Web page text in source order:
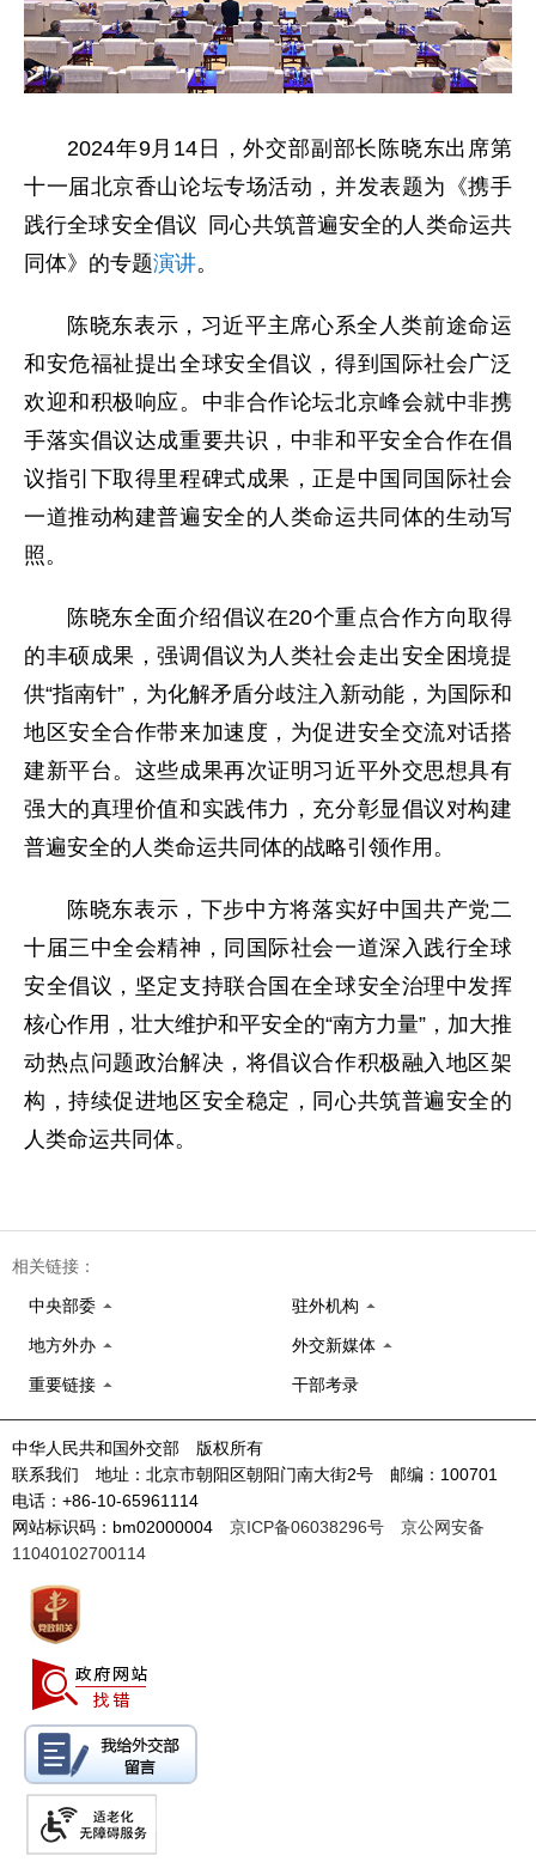
2024年9月14日，外交部副部长陈晓东出席第
十一届北京香山论坛专场活动，并发表题为《携手
践行全球安全倡议 同心共筑普遍安全的人类命运共
同体》的专题演讲。
陈晓东表示，习近平主席心系全人类前途命运
和安危福祉提出全球安全倡议，得到国际社会广泛
欢迎和积极响应。中非合作论坛北京峰会就中非携
手落实倡议达成重要共识，中非和平安全合作在倡
议指引下取得里程碑式成果，正是中国同国际社会
一道推动构建普遍安全的人类命运共同体的生动写
照。
陈晓东全面介绍倡议在20个重点合作方向取得
的丰硕成果，强调倡议为人类社会走出安全困境提
供“指南针”，为化解矛盾分歧注入新动能，为国际和
地区安全合作带来加速度，为促进安全交流对话搭
建新平台。这些成果再次证明习近平外交思想具有
强大的真理价值和实践伟力，充分彰显倡议对构建
普遍安全的人类命运共同体的战略引领作用。
陈晓东表示，下步中方将落实好中国共产党二
十届三中全会精神，同国际社会一道深入践行全球
安全倡议，坚定支持联合国在全球安全治理中发挥
核心作用，壮大维护和平安全的“南方力量”，加大推
动热点问题政治解决，将倡议合作积极融入地区架
构，持续促进地区安全稳定，同心共筑普遍安全的
人类命运共同体。
相关链接：
中央部委 驻外机构
地方外办 外交新媒体
重要链接 干部考录
中华人民共和国外交部 版权所有
联系我们 地址：北京市朝阳区朝阳门南大街2号 邮编：100701
电话：+86-10-65961114
网站标识码：bm02000004 京ICP备06038296号
京公网安备
11040102700114